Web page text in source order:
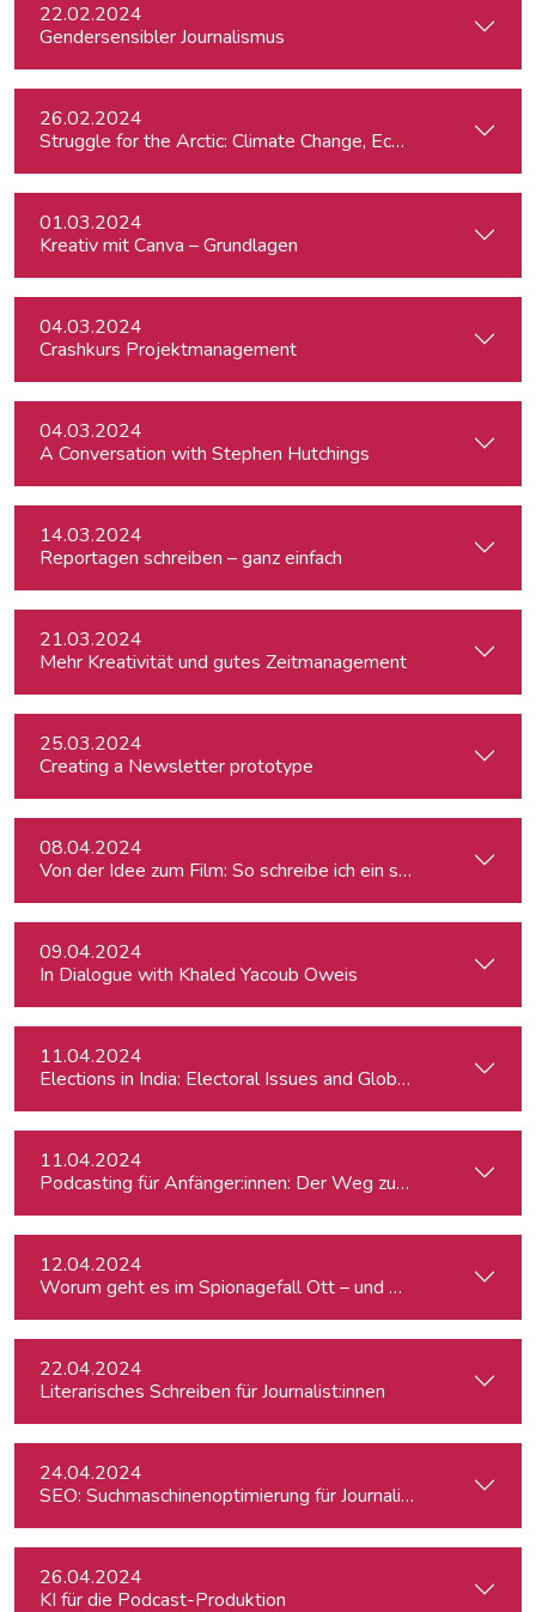
22.02.2024
Gendersensibler Journalismus
26.02.2024
01.03.2024
Kreativ mit Canva – Grundlagen
04.03.2024
Crashkurs Projektmanagement
04.03.2024
A Conversation with Stephen Hutchings
14.03.2024
Reportagen schreiben – ganz einfach
21.03.2024
Mehr Kreativität und gutes Zeitmanagement
25.03.2024
Creating a Newsletter prototype
08.04.2024
Von der Idee zum Film: So schreibe ich ein schlüssiges
09.04.2024
In Dialogue with Khaled Yacoub Oweis
11.04.2024
Elections in India: Electoral Issues and Global Ambitions
11.04.2024
Podcasting für Anfänger:innen: Der Weg zum eigenen
12.04.2024
Worum geht es im Spionagefall Ott – und wie reagiert die
22.04.2024
Literarisches Schreiben für Journalist:innen
24.04.2024
SEO: Suchmaschinenoptimierung für Journalist:innen
26.04.2024
KI für die Podcast-Produktion